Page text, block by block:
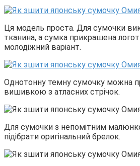
Ця модель проста. Для сумочки
тканина, а сумка прикрашена
молодіжний варіант.
Однотонну темну сумочку можна
вишивкою з атласних стрічок.
Для сумочки з непомітним
підібрати оригінальний брелок.